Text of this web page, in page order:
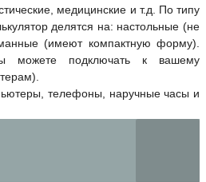
медицинские и т.д. По типу
делятся на: настольные (не
(имеют компактную форму).
можете подключать к вашему
телефоны, наручные часы и